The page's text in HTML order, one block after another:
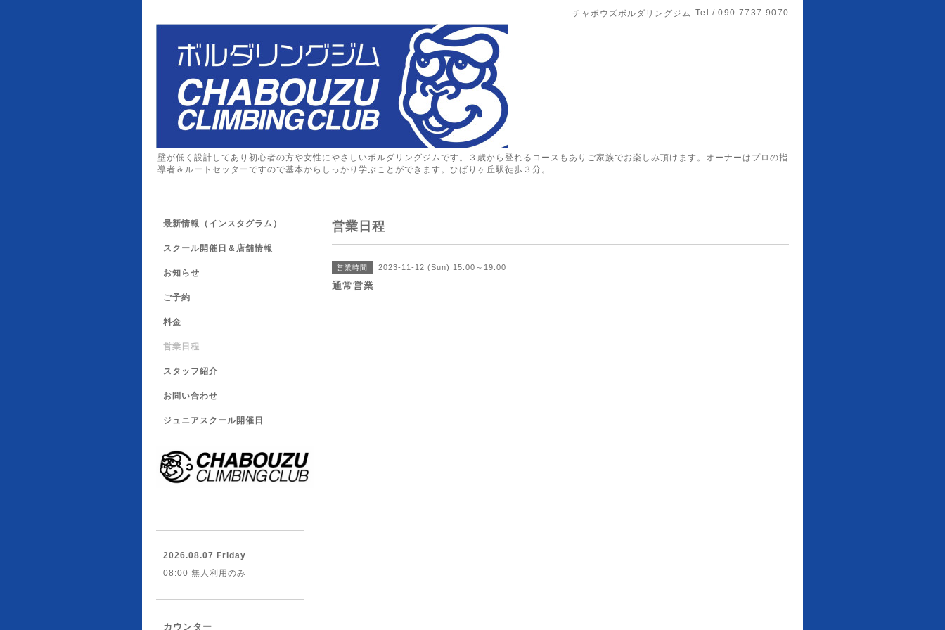
チャボウズボルダリングジム Tel / 090-7737-9070
壁が低く設計してあり初心者の方や女性にやさしいボルダリングジムです。３歳から登れるコースもありご家族でお楽しみ頂けます。オーナーはプロの指
導者＆ルートセッターですので基本からしっかり学ぶことができます。ひばりヶ丘駅徒歩３分。
営業日程
営業時間 2023-11-12 (Sun) 15:00～19:00
通常営業
最新情報（インスタグラム）
スクール開催日＆店舗情報
お知らせ
ご予約
料金
営業日程
スタッフ紹介
お問い合わせ
ジュニアスクール開催日
2026.08.07 Friday
08:00 無人利用のみ
カウンター